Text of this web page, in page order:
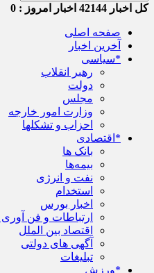
کل اخبار اخبار امروز : 0
صفحه اصلی
آخرین اخبار
*سیاسی
رهبر انقلاب
دولت
مجلس
وزارت امور خارجه
احزاب و تشکلها
*اقتصادی
بانک ها
بیمه‌ها
نفت و انرژی
استخدام
اخبار بورس
ارتباطات و فن
اقتصاد بین الملل
آگهی های دولتی
تبلیغات
*ورزش